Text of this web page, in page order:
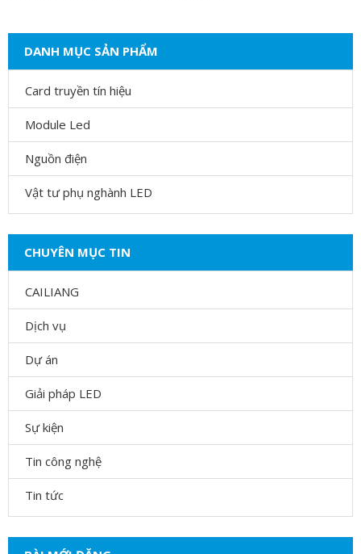
DANH MỤC SẢN PHẨM
Card truyền tín hiệu
Module Led
Nguồn điện
Vật tư phụ nghành LED
CHUYÊN MỤC TIN
CAILIANG
Dịch vụ
Dự án
Giải pháp LED
Sự kiện
Tin công nghệ
Tin tức